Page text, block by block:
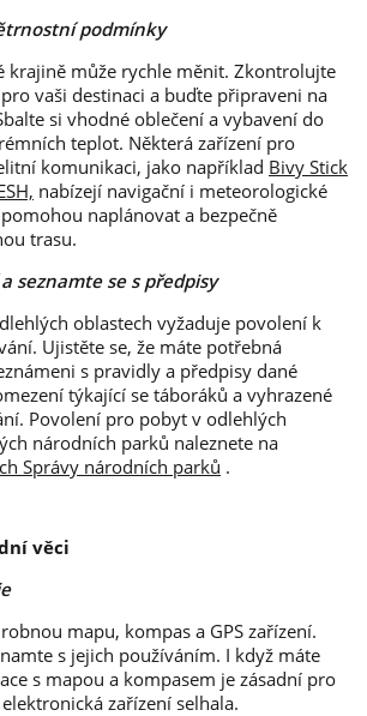
podmínky
krajině může rychle měnit. Zkontrolujte
vaši destinaci a buďte připraveni na
si vhodné oblečení a vybavení do
teplot. Některá zařízení pro
komunikaci, jako například Bivy Stick
nabízejí navigační i meteorologické
naplánovat a bezpečně
trasu.
seznamte se s předpisy
oblastech vyžaduje povolení k
Ujistěte se, že máte potřebná
s pravidly a předpisy dané
týkající se táboráků a vyhrazené
Povolení pro pobyt v odlehlých
národních parků naleznete na
Správy národních parků .
věci
mapu, kompas a GPS zařízení.
s jejich používáním. I když máte
s mapou a kompasem je zásadní pro
zařízení selhala.